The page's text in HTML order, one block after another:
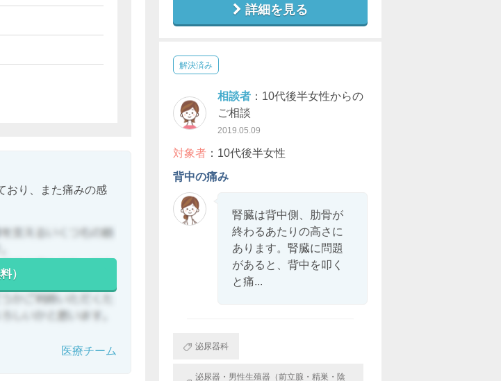
おり、また痛みの感
）
医療チーム
詳細を見る
解決済み
相談者：10代後半女性からの
ご相談
2019.05.09
対象者：10代後半女性
背中の痛み
腎臓は背中側、肋骨が
終わるあたりの高さに
あります。腎臓に問題
があると、背中を叩く
と痛...
泌尿器科
泌尿器・男性生殖器（前立腺・精巣・陰